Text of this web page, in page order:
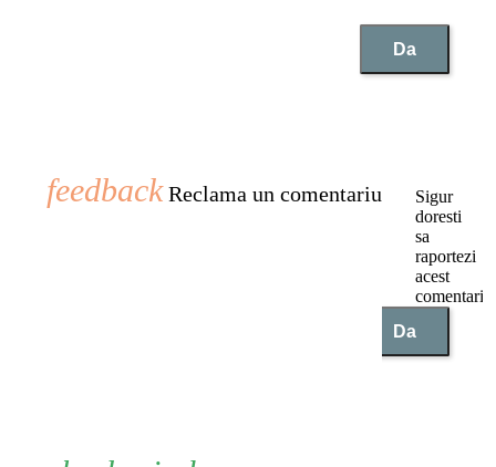
Da
Reclama un comentariu
Sigur
doresti
sa
raportezi
acest
Da